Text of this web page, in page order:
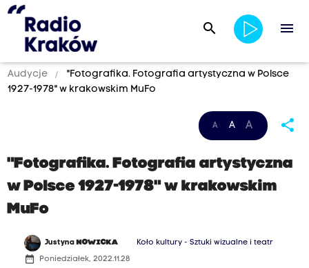
search menu
Audycje
"Fotografika. Fotografia artystyczna w Polsce
1927-1978" w krakowskim MuFo
A A A share
"Fotografika. Fotografia artystyczna
w Polsce 1927-1978" w krakowskim
MuFo
Justyna NOWICKA Koło kultury - Sztuki wizualne i teatr
date_range Poniedziałek, 2022.11.28